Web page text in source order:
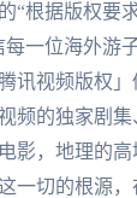
“根据版权要
一位海外游
讯视频版权
频的独家剧
影，地理的
一切的根源